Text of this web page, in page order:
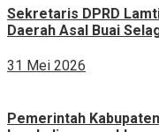
Sekretaris DPRD
Daerah Asal Buai
31 Mei 2026
Pemerintah